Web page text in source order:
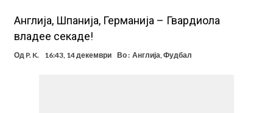
Англија, Шпанија, Германија – Гвардиола
владее секаде!
Од P. K. 16:43, 14 декември Во : Англија,Фудбал